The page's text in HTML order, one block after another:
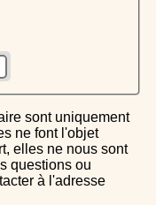
ne font l'objet
elles ne nous sont
questions ou
à l'adresse